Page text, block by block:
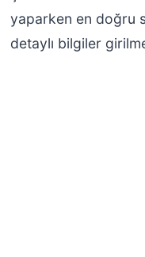
yaparken en doğru
detaylı bilgiler